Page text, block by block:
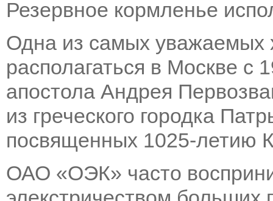
Резервное кормленье
Одна из самых уважаемых
располагаться в Москве с
апостола Андрея
из греческого городка
посвященных 1025-летию
ОАО «ОЭК» часто